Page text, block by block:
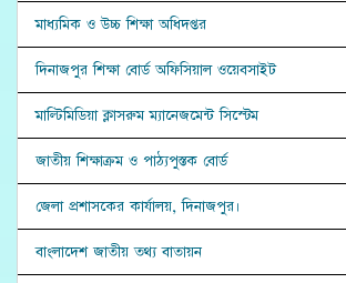
মাধ্যমিক ও উচ্চ শিক্ষা অধিদপ্তর
দিনাজপুর শিক্ষা বোর্ড অফিসিয়াল ওয়েবসাইট
মাল্টিমিডিয়া ক্লাসরুম ম্যানেজমেন্ট সিস্টেম
জাতীয় শিক্ষাক্রম ও পাঠ্যপুস্তক বোর্ড
জেলা প্রশাসকের কার্যালয়, দিনাজপুর।
বাংলাদেশ জাতীয় তথ্য বাতায়ন